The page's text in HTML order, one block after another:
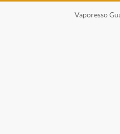
Vaporesso